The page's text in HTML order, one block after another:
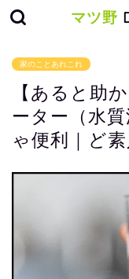
マツ野
家のことあれこれ
【あると助
ーター（水
ゃ便利｜ど